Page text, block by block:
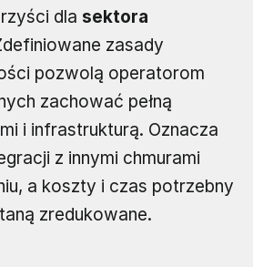
dla sektora
zasady
pozwolą operatorom
zachować pełną
i infrastrukturą. Oznacza
z innymi chmurami
a koszty i czas potrzebny
zredukowane.